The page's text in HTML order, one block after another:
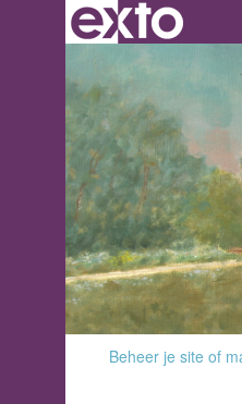
Beheer je site of